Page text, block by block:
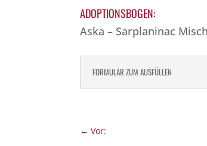
ADOPTIONSBOGEN:
Aska – Sarplaninac
FORMULAR ZUM AUSFÜLLEN
←Vor: